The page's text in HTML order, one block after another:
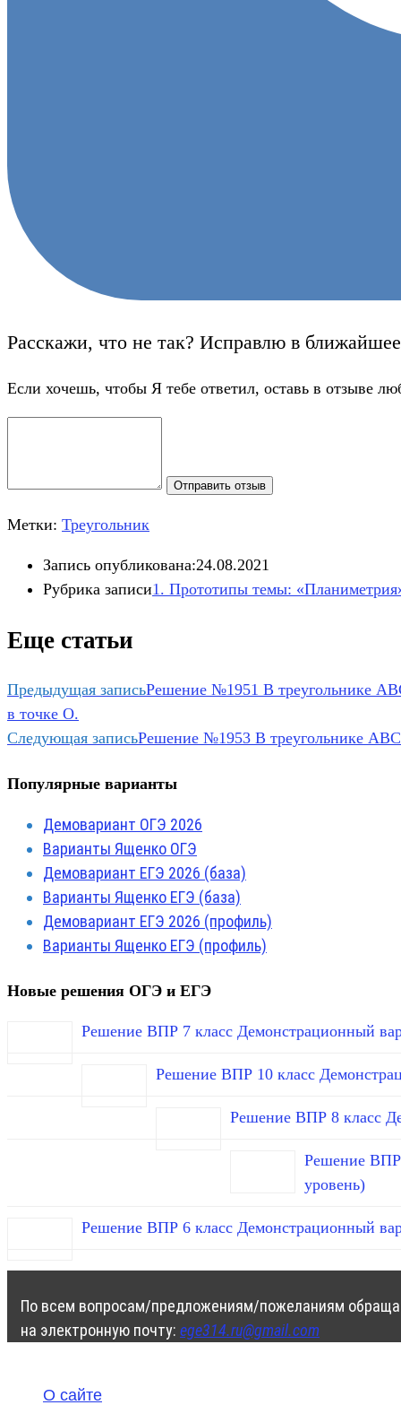
Расскажи, что не так? Исправлю в
Если хочешь, чтобы Я тебе ответил, оставь в отзыве
Отправить отзыв
Метки: Треугольник
Запись опубликована:24.08.2021
Рубрика записи1. Прототипы темы:
Еще статьи
Предыдущая записьРешение №1951 В треугольнике
в точке O.
Следующая записьРешение №1953 В треугольнике
Популярные варианты
Демовариант ОГЭ 2026
Варианты Ященко ОГЭ
Демовариант ЕГЭ 2026 (база)
Варианты Ященко ЕГЭ (база)
Демовариант ЕГЭ 2026 (профиль)
Варианты Ященко ЕГЭ (профиль)
Новые решения ОГЭ и ЕГЭ
Решение ВПР 7 класс Демонстрационный
Решение ВПР 10 класс
Решение ВПР 8 класс
Решение ВПР
уровень)
Решение ВПР 6 класс Демонстрационный
По всем вопросам/предложениям/пожеланиям
на электронную почту: ege314.ru@gmail.com
О сайте